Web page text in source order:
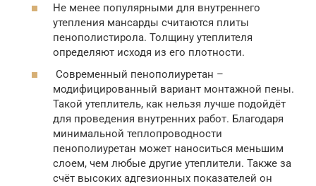
Не менее популярными для внутреннего
утепления мансарды считаются плиты
пенополистирола. Толщину утеплителя
определяют исходя из его плотности.
Современный пенополиуретан –
модифицированный вариант монтажной пены.
Такой утеплитель, как нельзя лучше подойдёт
для проведения внутренних работ. Благодаря
минимальной теплопроводности
пенополиуретан может наноситься меньшим
слоем, чем любые другие утеплители. Также за
счёт высоких адгезионных показателей он